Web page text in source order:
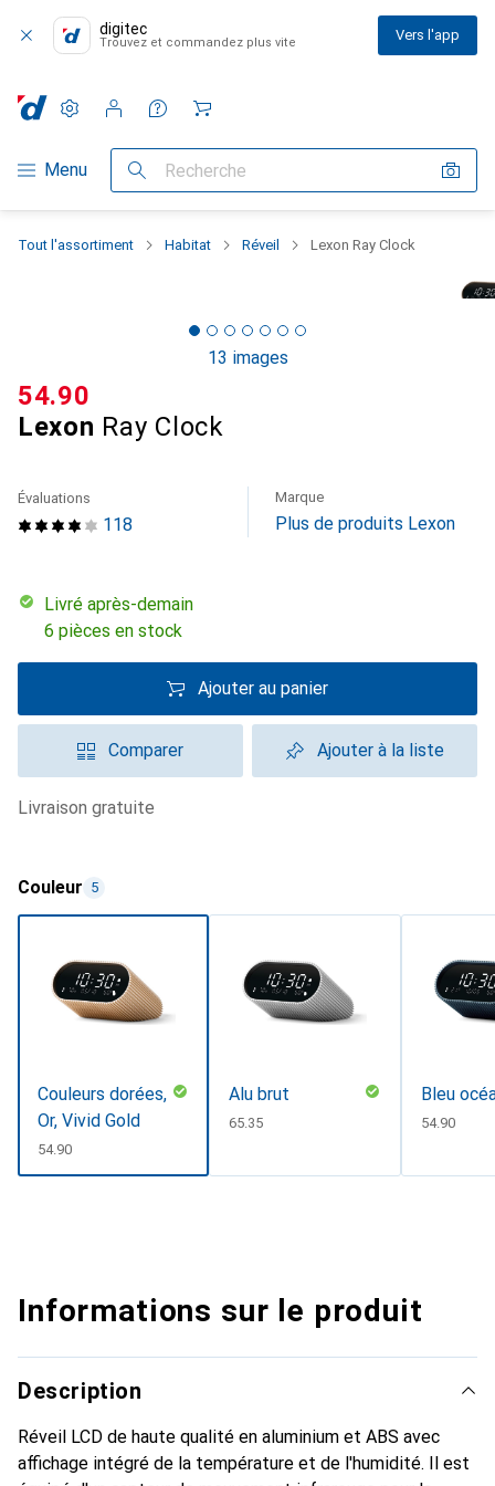
digitec
Trouvez et commandez plus vite Vers l'app
Navigation par catégorie
Menu Recherche
Paramètres
Compte client
Listes de comparaison
Listes d'envies
Panier
Tout l'assortiment Habitat Réveil Lexon Ray Clock
13 images
Lexon Ray Clock
CHF
54.90
118
Évaluations Marque
Plus de produits Lexon
Livré après-demain
6 pièces en stock
Ajouter au panier
Comparer Ajouter à la liste
livraison gratuite
Couleur 5
Couleurs dorées,
Or, Vivid Gold
CHF
54.90
Alu brut
CHF
65.35
Bleu
CHF
54.90
Informations sur le produit
Description
Réveil LCD de haute qualité en aluminium et ABS avec
affichage intégré de la température et de l'humidité. Il est